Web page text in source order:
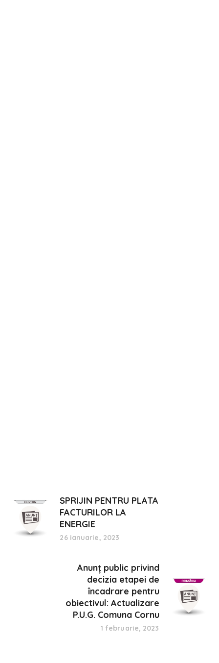
SPRIJIN PENTRU PLATA
FACTURILOR LA
ENERGIE
26 ianuarie, 2023
Anunț public privind
decizia etapei de
încadrare pentru
obiectivul: Actualizare
P.U.G. Comuna Cornu
1 februarie, 2023